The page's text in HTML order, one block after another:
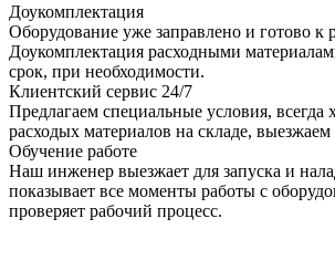
Доукомплектация
Оборудование уже заправлено и готово к
Доукомплектация расходными
срок, при необходимости.
Клиентский сервис 24/7
Предлагаем специальные условия, всегда
расходых материалов на складе,
Обучение работе
Наш инженер выезжает для запуска и
показывает все моменты работы с
проверяет рабочий процесс.